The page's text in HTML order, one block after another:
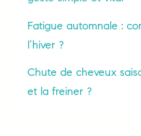
Fatigue automnale :
l’hiver ?
Chute de cheveux
et la freiner ?